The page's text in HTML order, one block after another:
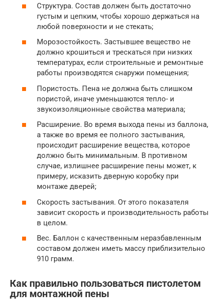
Структура. Состав должен быть достаточно
густым и цепким, чтобы хорошо держаться на
любой поверхности и не стекать;
Морозостойкость. Застывшее вещество не
должно крошиться и трескаться при низких
температурах, если строительные и ремонтные
работы производятся снаружи помещения;
Пористость. Пена не должна быть слишком
пористой, иначе уменьшаются тепло- и
звукоизоляционные свойства материала;
Расширение. Во время выхода пены из баллона,
а также во время ее полного застывания,
происходит расширение вещества, которое
должно быть минимальным. В противном
случае, излишнее расширение пены может, к
примеру, исказить дверную коробку при
монтаже дверей;
Скорость застывания. От этого показателя
зависит скорость и производительность работы
в целом.
Вес. Баллон с качественным неразбавленным
составом должен иметь массу приблизительно
910 грамм.
Как правильно пользоваться пистолетом
для монтажной пены